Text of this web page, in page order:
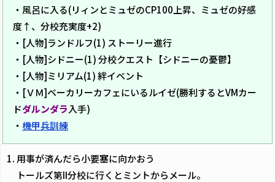
・風呂に入る(リィンとミュゼのCP100上昇、ミュゼの好感
度↑、分校充実度+2)
・[人物]ランドルフ(1) ストーリー進行
・[人物]シドニー(1) 分校クエスト【シドニーの憂鬱】
・[人物]ミリアム(1) 絆イベント
・[ＶＭ]ベーカリーカフェにいるルイゼ(勝利するとVMカー
ドダルンダラ入手)
・ 機甲兵訓練
用事が済んだら小要塞に向かおう
トールズ第II分校に行くとミントからメール。